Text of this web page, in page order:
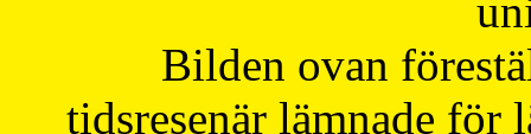
Bilden ovan
tidsresenär lämnade för